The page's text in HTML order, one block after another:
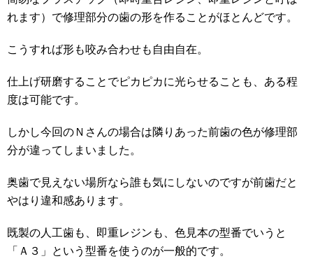
れます）で修理部分の歯の形を作ることがほとんどです。
こうすれば形も咬み合わせも自由自在。
仕上げ研磨することでピカピカに光らせることも、ある程
度は可能です。
しかし今回のＮさんの場合は隣りあった前歯の色が修理部
分が違ってしまいました。
奥歯で見えない場所なら誰も気にしないのですが前歯だと
やはり違和感あります。
既製の人工歯も、即重レジンも、色見本の型番でいうと
「Ａ３」という型番を使うのが一般的です。